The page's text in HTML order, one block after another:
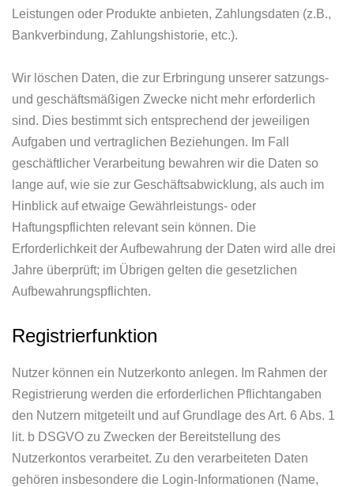
Leistungen oder Produkte anbieten, Zahlungsdaten (z.B.,
Bankverbindung, Zahlungshistorie, etc.).
Wir löschen Daten, die zur Erbringung unserer satzungs-
und geschäftsmäßigen Zwecke nicht mehr erforderlich
sind. Dies bestimmt sich entsprechend der jeweiligen
Aufgaben und vertraglichen Beziehungen. Im Fall
geschäftlicher Verarbeitung bewahren wir die Daten so
lange auf, wie sie zur Geschäftsabwicklung, als auch im
Hinblick auf etwaige Gewährleistungs- oder
Haftungspflichten relevant sein können. Die
Erforderlichkeit der Aufbewahrung der Daten wird alle drei
Jahre überprüft; im Übrigen gelten die gesetzlichen
Aufbewahrungspflichten.
Registrierfunktion
Nutzer können ein Nutzerkonto anlegen. Im Rahmen der
Registrierung werden die erforderlichen Pflichtangaben
den Nutzern mitgeteilt und auf Grundlage des Art. 6 Abs. 1
lit. b DSGVO zu Zwecken der Bereitstellung des
Nutzerkontos verarbeitet. Zu den verarbeiteten Daten
gehören insbesondere die Login-Informationen (Name,